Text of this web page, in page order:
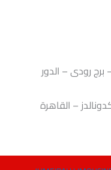
برج رودى – الدور
– القاهرة